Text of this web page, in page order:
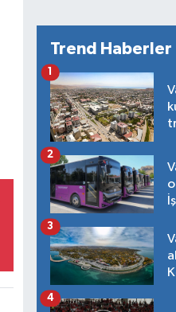
Trend Haberler
1
2
3
4